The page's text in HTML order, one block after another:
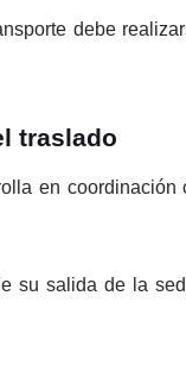
debe
traslado
en
su salida de la